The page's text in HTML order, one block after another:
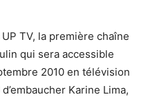
TV, la première chaîne
qui sera accessible
2010 en télévision
Karine Lima,